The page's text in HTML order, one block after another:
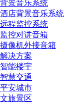
背景音乐系统
酒店背景音乐系统
远程监控系统
监控对讲音箱
摄像机外接音箱
解决方案
智能楼宇
智慧交通
平安城市
文旅景区